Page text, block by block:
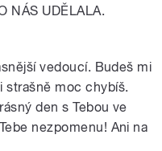
NÁS UDĚLALA.
vedoucí. Budeš mi
strašně moc chybíš.
den s Tebou ve
nezpomenu! Ani na